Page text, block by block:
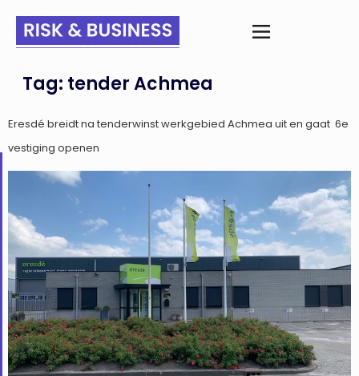
Tag: tender Achmea
Eresdé breidt na tenderwinst werkgebied Achmea uit en gaat 6e
vestiging openen